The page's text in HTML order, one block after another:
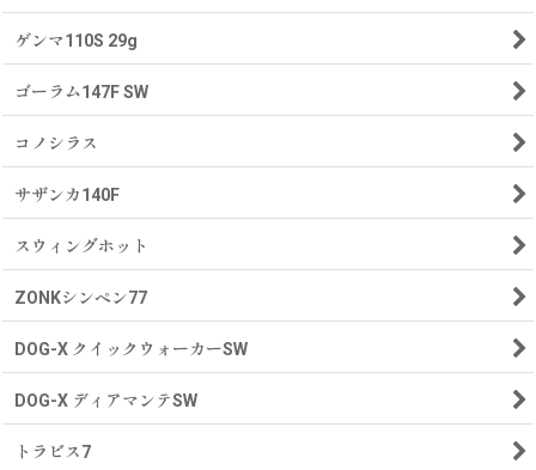
ゲンマ110S 29g
ゴーラム147F SW
コノシラス
サザンカ140F
スウィングホット
ZONKシンペン77
DOG-X クイックウォーカーSW
DOG-X ディアマンテSW
トラビス7